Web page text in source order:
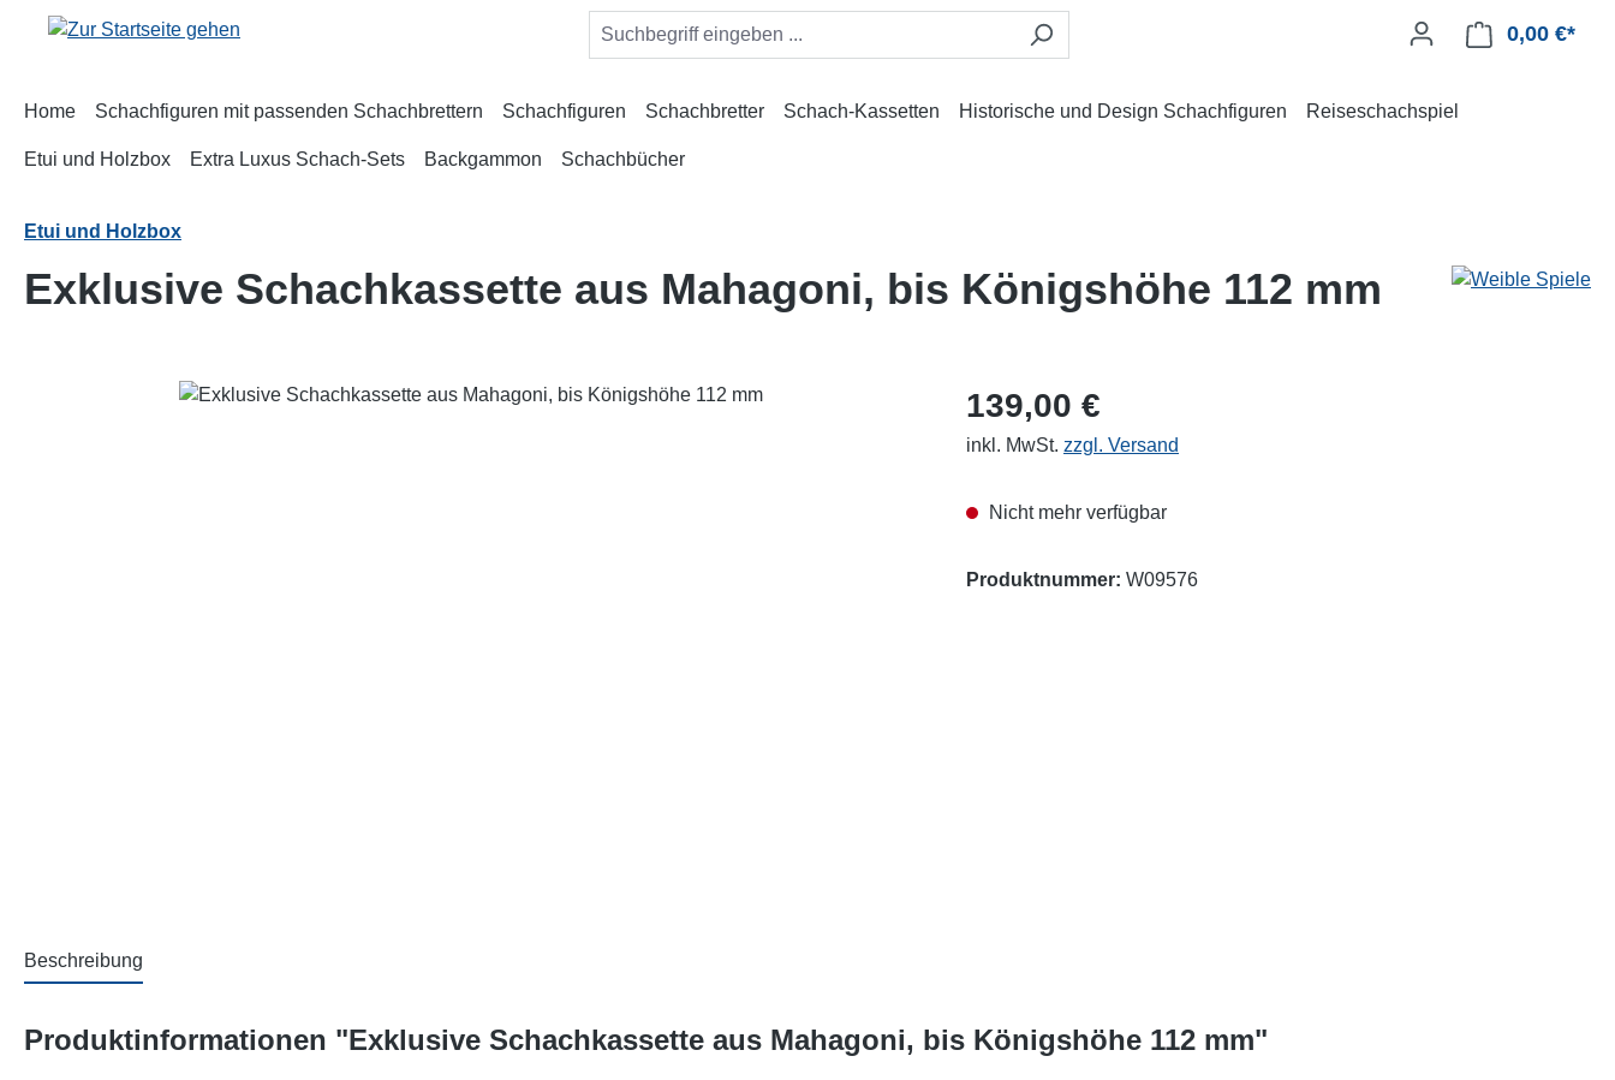
Hauptinhalt springen
Zur Suche springen
Zur Hauptnavigation springen 0,00 €*
Home Schachfiguren mit passenden Schachbrettern Schachfiguren Schachbretter Schach-Kassetten Historische und Design Schachfiguren Reiseschachspiel
Etui und Holzbox Extra Luxus Schach-Sets Backgammon Schachbücher
Etui und Holzbox
Exklusive Schachkassette aus Mahagoni, bis Königshöhe 112 mm
Bildergalerie überspringen 139,00 €
inkl. MwSt. zzgl. Versand
Nicht mehr verfügbar
Produktnummer: W09576
Beschreibung
Produktinformationen "Exklusive Schachkassette aus Mahagoni, bis Königshöhe 112 mm"